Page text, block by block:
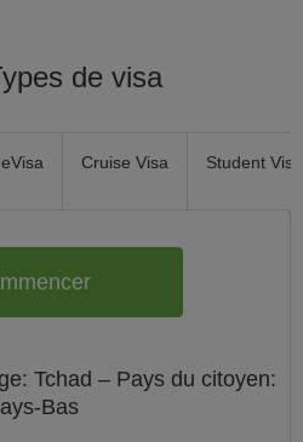
de visa
Cruise Visa Student Visa
Tchad – Pays du citoyen:
Bas